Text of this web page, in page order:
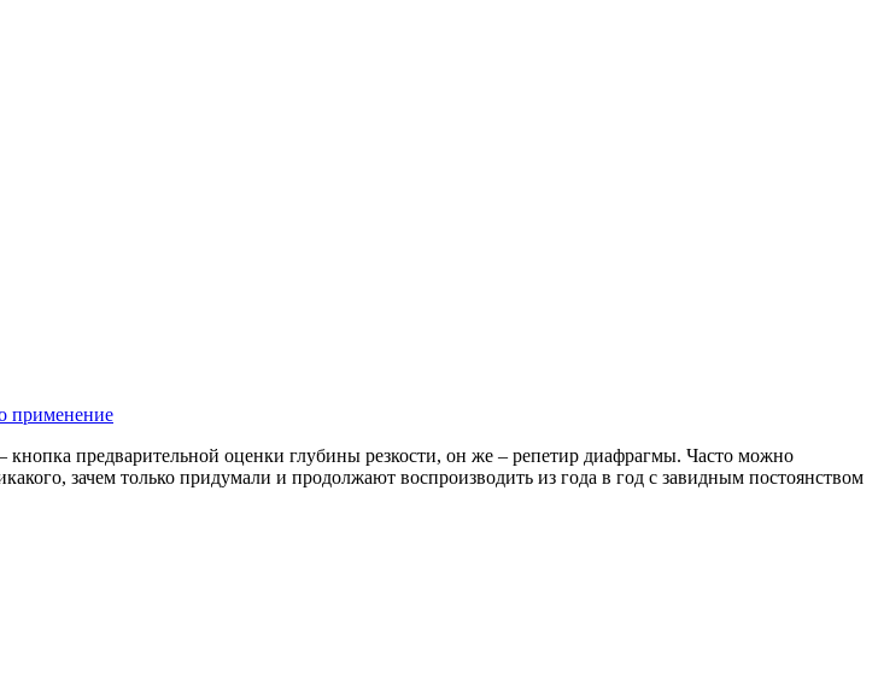
применение
предварительной оценки глубины резкости, он же – репетир диафрагмы. Часто можно
зачем только придумали и продолжают воспроизводить из года в год с завидным постоянством